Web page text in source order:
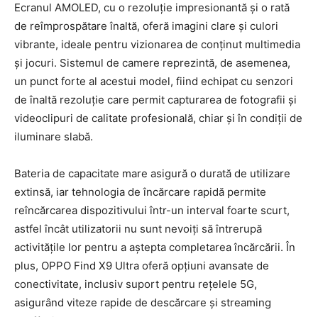
Ecranul AMOLED, cu o rezoluție impresionantă și o rată
de reîmprospătare înaltă, oferă imagini clare și culori
vibrante, ideale pentru vizionarea de conținut multimedia
și jocuri. Sistemul de camere reprezintă, de asemenea,
un punct forte al acestui model, fiind echipat cu senzori
de înaltă rezoluție care permit capturarea de fotografii și
videoclipuri de calitate profesională, chiar și în condiții de
iluminare slabă.
Bateria de capacitate mare asigură o durată de utilizare
extinsă, iar tehnologia de încărcare rapidă permite
reîncărcarea dispozitivului într-un interval foarte scurt,
astfel încât utilizatorii nu sunt nevoiți să întrerupă
activitățile lor pentru a aștepta completarea încărcării. În
plus, OPPO Find X9 Ultra oferă opțiuni avansate de
conectivitate, inclusiv suport pentru rețelele 5G,
asigurând viteze rapide de descărcare și streaming